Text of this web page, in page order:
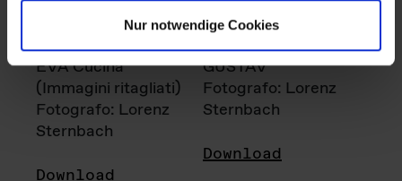
Nur notwendige Cookies
EVA Cucina
(Immagini ritagliati)
Fotografo: Lorenz
Sternbach
Download
GUSTAV
Fotografo: Lorenz
Sternbach
Download